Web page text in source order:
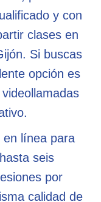
y con
clases en
Si buscas
opción es
en línea para
seis
por
calidad de